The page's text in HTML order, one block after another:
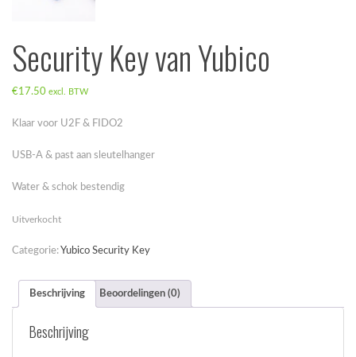
Security Key van Yubico
€17.50 excl. BTW
Klaar voor U2F & FIDO2
USB-A & past aan sleutelhanger
Water & schok bestendig
Uitverkocht
Categorie:Yubico Security Key
Beschrijving Beoordelingen (0)
Beschrijving